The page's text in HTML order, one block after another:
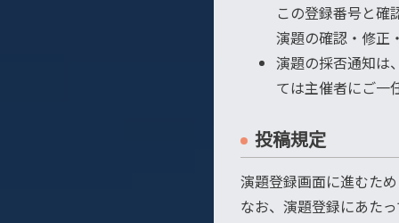
この登録番号と確
演題の確認・修正
演題の採否通知は
ては主催者にご一
投稿規定
演題登録画面に進むた
なお、演題登録にあた